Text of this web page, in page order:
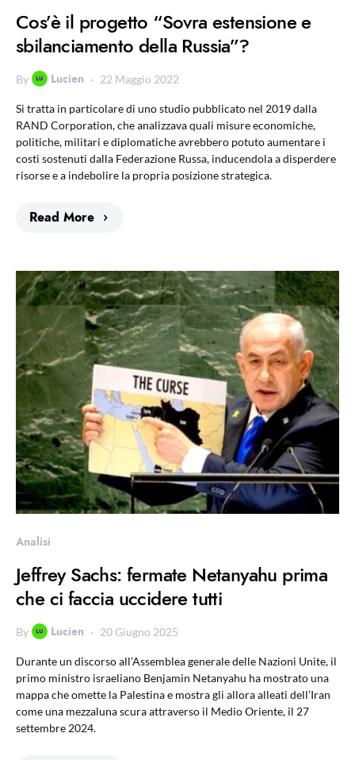
Cos’è il progetto “Sovra estensione e
sbilanciamento della Russia”?
By Lucien 22 Maggio 2022
Si tratta in particolare di uno studio pubblicato nel 2019 dalla
RAND Corporation, che analizzava quali misure economiche,
politiche, militari e diplomatiche avrebbero potuto aumentare i
costi sostenuti dalla Federazione Russa, inducendola a disperdere
risorse e a indebolire la propria posizione strategica.
Read More
Analisi
Jeffrey Sachs: fermate Netanyahu prima
che ci faccia uccidere tutti
By Lucien 20 Giugno 2025
Durante un discorso all’Assemblea generale delle Nazioni Unite, il
primo ministro israeliano Benjamin Netanyahu ha mostrato una
mappa che omette la Palestina e mostra gli allora alleati dell’Iran
come una mezzaluna scura attraverso il Medio Oriente, il 27
settembre 2024.